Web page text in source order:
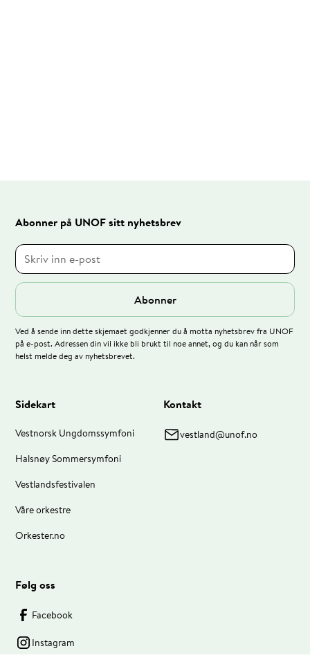
Abonner på UNOF sitt nyhetsbrev
Ved å sende inn dette skjemaet godkjenner du å motta nyhetsbrev fra UNOF
på e-post. Adressen din vil ikke bli brukt til noe annet, og du kan når som
helst melde deg av nyhetsbrevet.
Sidekart
Vestnorsk Ungdomssymfoni
Halsnøy Sommersymfoni
Vestlandsfestivalen
Våre orkestre
Orkester.no
Kontakt
vestland@unof.no
Følg oss
Facebook
Instagram